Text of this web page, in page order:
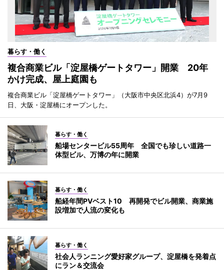
暮らす・働く
複合商業ビル「淀屋橋ゲートタワー」開業 20年
かけ完成、屋上庭園も
複合商業ビル「淀屋橋ゲートタワー」（大阪市中央区北浜4）が7月9
日、大阪・淀屋橋にオープンした。
暮らす・働く
船場センタービル55周年 全国でも珍しい道路一
体型ビル、万博の年に開業
暮らす・働く
船経年間PVベスト10 再開発でビル開業、商業施
設増加で人流の変化も
暮らす・働く
社会人ランニング愛好家グループ、淀屋橋を発着点
にラン＆交流会